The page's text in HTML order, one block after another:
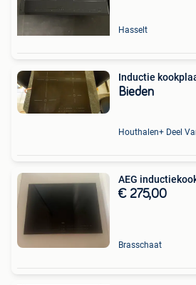
Hasselt
Inductie
Bieden
AEG
€ 275,00
Brasschaat